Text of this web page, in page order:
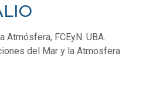
Atmósfera, FCEyN. UBA.
del Mar y la Atmosfera